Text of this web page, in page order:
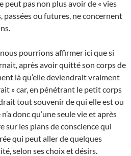
peut pas non plus avoir de « vies
passées ou futures, ne concernent
pourrions affirmer ici que si
après avoir quitté son corps de
là qu’elle deviendrait vraiment
» car, en pénétrant le petit corps
tout souvenir de qui elle est ou
donc qu’une seule vie et après
sur les plans de conscience qui
qui peut aller de quelques
selon ses choix et désirs.